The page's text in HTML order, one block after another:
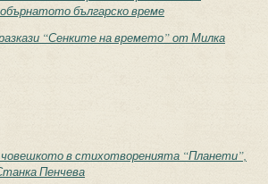
българско време
“Сенките на времето” от Милка
в стихотворенията “Планети”,
Пенчева